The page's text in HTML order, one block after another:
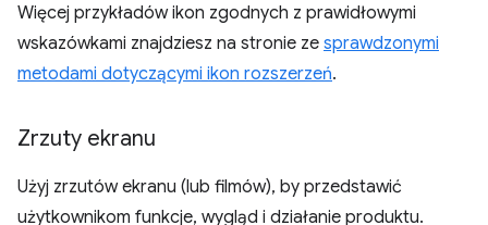
Więcej przykładów ikon zgodnych z prawidłowymi
wskazówkami znajdziesz na stronie ze sprawdzonymi
metodami dotyczącymi ikon rozszerzeń.
Zrzuty ekranu
Użyj zrzutów ekranu (lub filmów), by przedstawić
użytkownikom funkcje, wygląd i działanie produktu.